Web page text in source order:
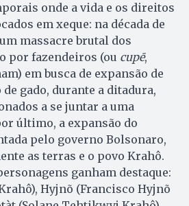
onde a vida e os direitos
em xeque: na década de
massacre brutal dos
por fazendeiros (ou cupē,
em busca de expansão de
gado, durante a ditadura,
a se juntar a uma
último, a expansão do
pelo governo Bolsonaro,
as terras e o povo Krahô.
ganham destaque:
Hyjnõ (Francisco Hyjnõ